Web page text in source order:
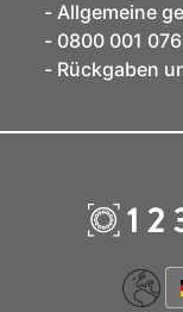
Allgemeine
0800 001
Rückgaben